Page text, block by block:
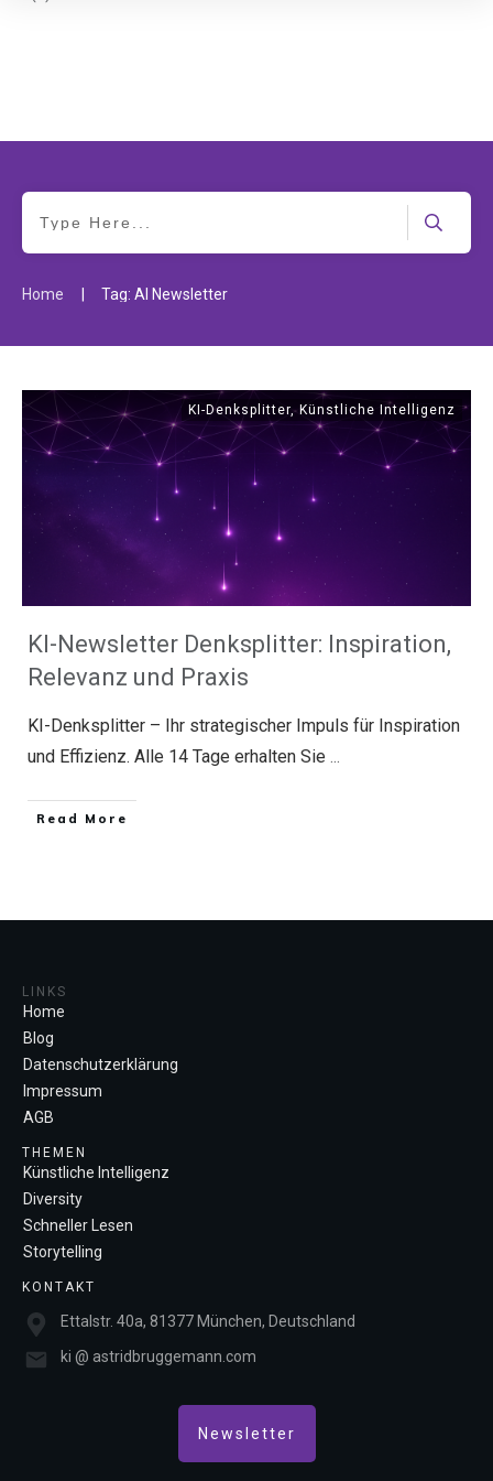
Home | Tag: AI Newsletter
KI-Denksplitter, Künstliche Intelligenz
KI-Newsletter Denksplitter: Inspiration,
Relevanz und Praxis
KI-Denksplitter – Ihr strategischer Impuls für Inspiration
und Effizienz. Alle 14 Tage erhalten Sie ...
​Read More
LINKS
Home
Blog
Datenschutzerklärung
Impressum
AGB
THEMEN
Künstliche Intelligenz
Diversity
Schneller Lesen
Storytelling
KONTAKT
Ettalstr. 40a, 81377 München, Deutschland
ki @ astridbruggemann.com
Newsletter